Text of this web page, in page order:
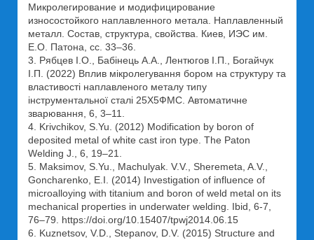
Микролегирование и модифицирование
износостойкого наплавленного метала. Наплавленный
металл. Состав, структура, свойства. Киев, ИЭС им.
Е.О. Патона, сс. 33–36.
3. Рябцев І.О., Бабінець А.А., Лентюгов І.П., Богайчук
І.П. (2022) Вплив мікролегування бором на структуру та
властивості наплавленого металу типу
інструментальної сталі 25Х5ФМС. Автоматичне
зварювання, 6, 3–11.
4. Krivchikov, S.Yu. (2012) Modification by boron of
deposited metal of white cast iron type. The Paton
Welding J., 6, 19–21.
5. Maksimov, S.Yu., Machulyak. V.V., Sheremeta, A.V.,
Goncharenko, E.I. (2014) Investigation of influence of
microalloying with titanium and boron of weld metal on its
mechanical properties in underwater welding. Ibid, 6-7,
76–79. https://doi.org/10.15407/tpwj2014.06.15
6. Kuznetsov, V.D., Stepanov, D.V. (2015) Structure and